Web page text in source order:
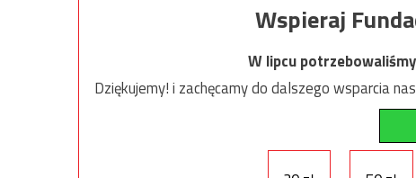
Wspieraj
W lipcu
Dziękujemy! i zachęcamy do dalszego wsparcia